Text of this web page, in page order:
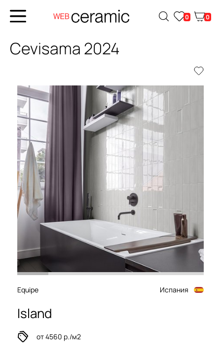
0 0
Cevisama 2024
Equipe Испания
Island
от 4560 р./м2